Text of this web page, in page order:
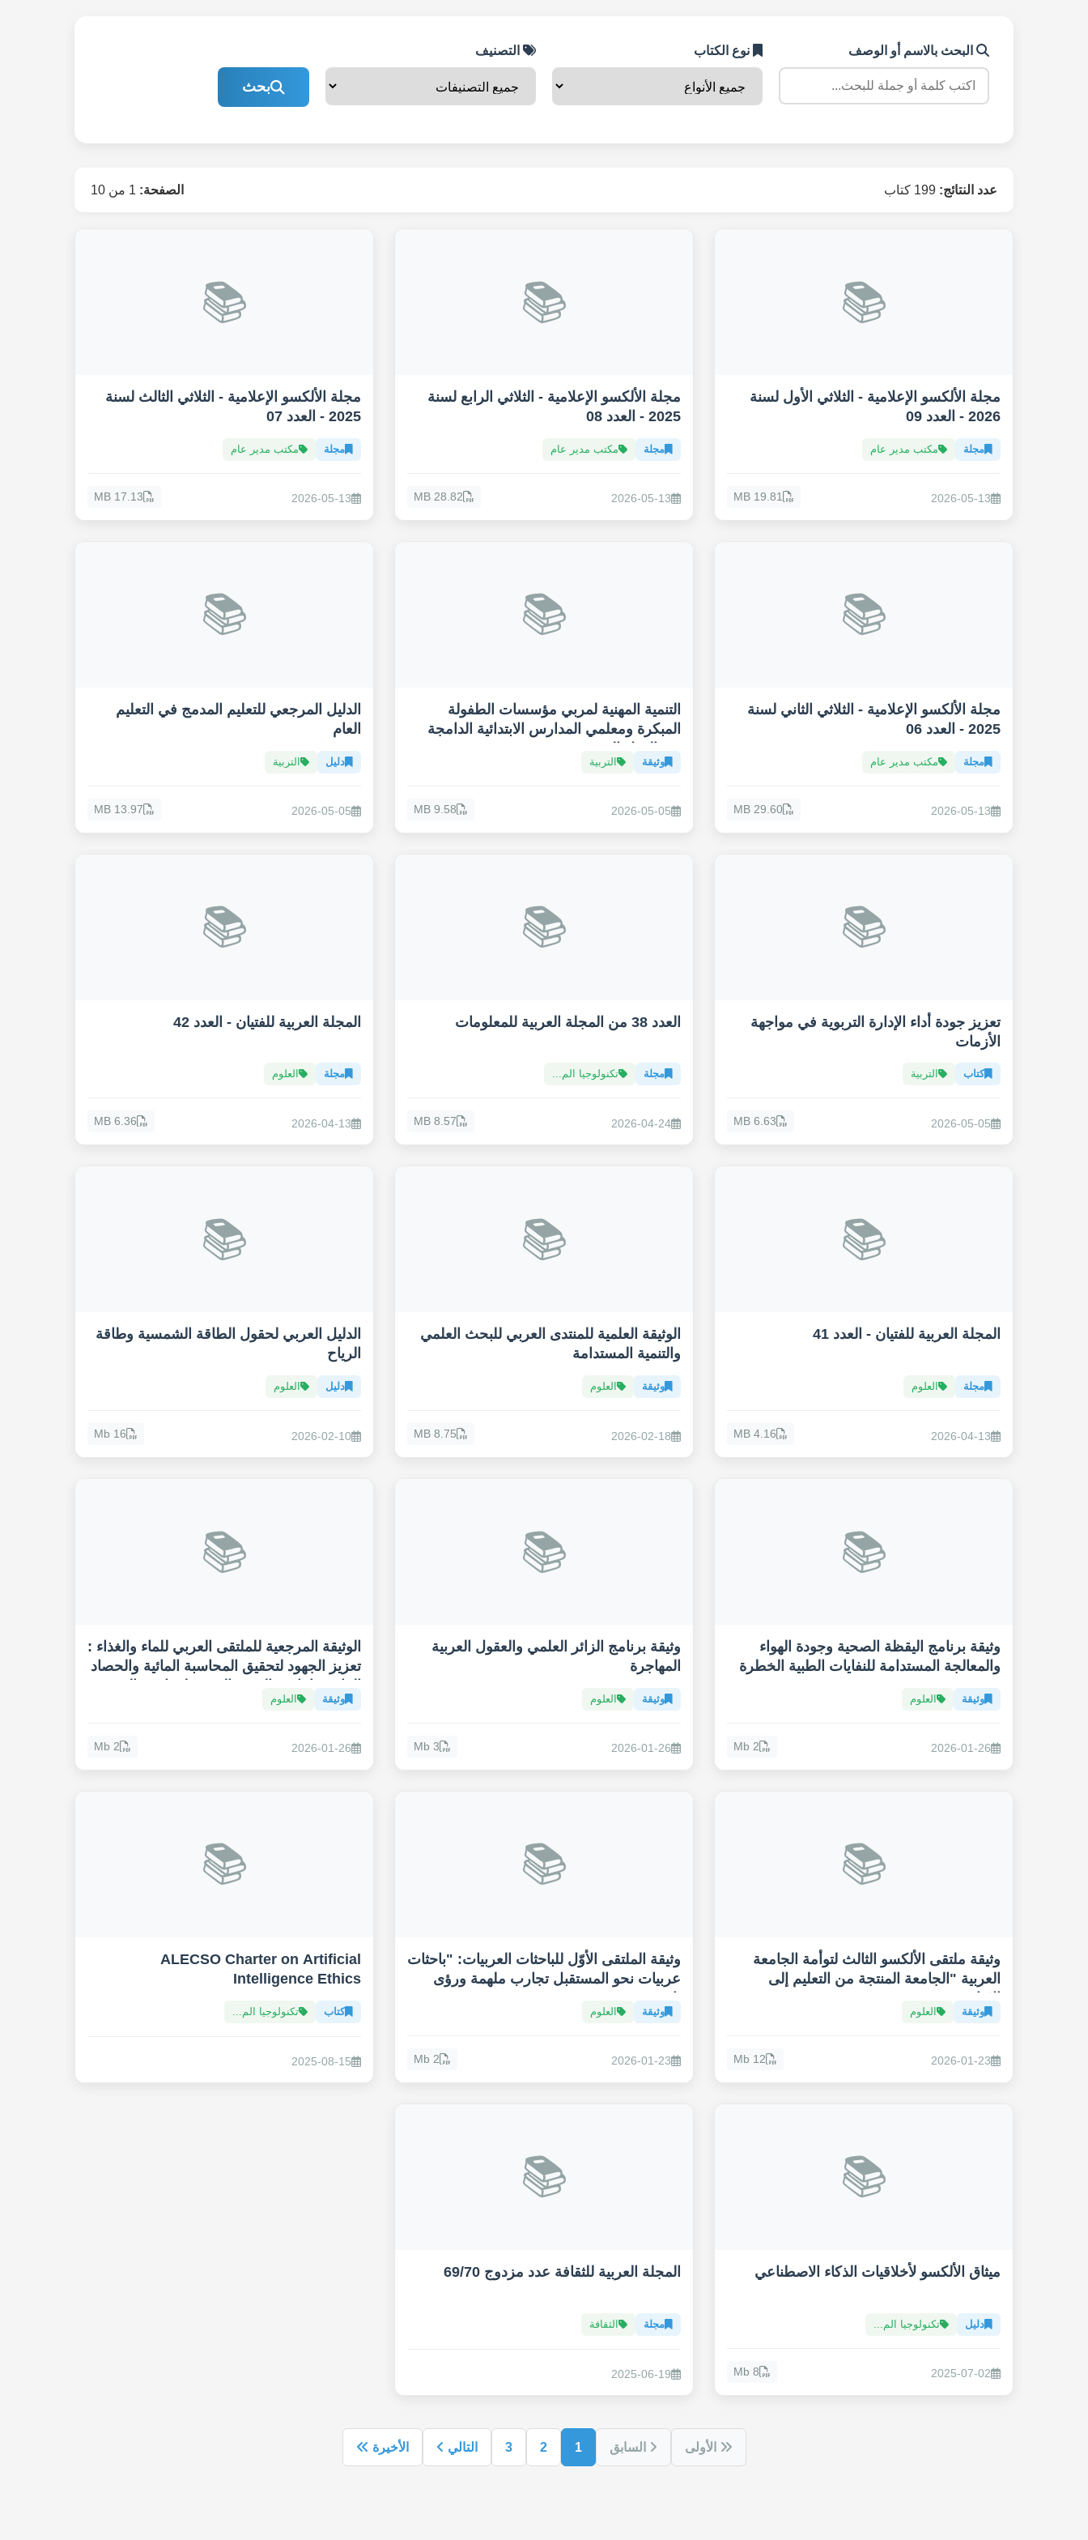
البحث بالاسم أو الوصف نوع الكتاب التصنيف
بحث
عدد النتائج: الصفحة:
📚
مجلة الألكسو الإعلامية - الثلاثي الأول لسنة
2026 - العدد 09
مجلة مكتب مدير عام
2026-05-13
19.81 MB
📚
مجلة الألكسو الإعلامية - الثلاثي الرابع لسنة
2025 - العدد 08
مجلة مكتب مدير عام
2026-05-13
28.82 MB
📚
مجلة الألكسو الإعلامية - الثلاثي الثالث لسنة
2025 - العدد 07
مجلة مكتب مدير عام
2026-05-13
17.13 MB
📚
مجلة الألكسو الإعلامية - الثلاثي الثاني لسنة
2025 - العدد 06
مجلة مكتب مدير عام
2026-05-13
29.60 MB
📚
التنمية المهنية لمربي مؤسسات الطفولة
المبكرة ومعلمي المدارس الابتدائية الدامجة
في الدول العربية
وثيقة التربية
2026-05-05
9.58 MB
📚
الدليل المرجعي للتعليم المدمج في التعليم
العام
دليل التربية
2026-05-05
13.97 MB
📚
تعزيز جودة أداء الإدارة التربوية في مواجهة
الأزمات
كتاب التربية
2026-05-05
6.63 MB
📚
العدد 38 من المجلة العربية للمعلومات
مجلة تكنولوجيا الم...
2026-04-24
8.57 MB
📚
المجلة العربية للفتيان - العدد 42
مجلة العلوم
2026-04-13
6.36 MB
📚
المجلة العربية للفتيان - العدد 41
مجلة العلوم
2026-04-13
4.16 MB
📚
الوثيقة العلمية للمنتدى العربي للبحث العلمي
والتنمية المستدامة
وثيقة العلوم
2026-02-18
8.75 MB
📚
الدليل العربي لحقول الطاقة الشمسية وطاقة
الرياح
دليل العلوم
2026-02-10
16 Mb
📚
وثيقة برنامج اليقظة الصحية وجودة الهواء
والمعالجة المستدامة للنفايات الطبية الخطرة
وثيقة العلوم
2026-01-26
2 Mb
📚
وثيقة برنامج الزائر العلمي والعقول العربية
المهاجرة
وثيقة العلوم
2026-01-26
3 Mb
📚
الوثيقة المرجعية للملتقى العربي للماء والغذاء :
تعزيز الجهود لتحقيق المحاسبة المائية والحصاد
المناخي
وثيقة العلوم
2026-01-26
2 Mb
📚
وثيقة ملتقى الألكسو الثالث لتوأمة الجامعة
العربية "الجامعة المنتجة من التعليم إلى
الانتاج"
وثيقة العلوم
2026-01-23
12 Mb
📚
وثيقة الملتقى الأوّل للباحثات العربيات: "باحثات
عربيات نحو المستقبل تجارب ملهمة ورؤى
ثاقبة"
وثيقة العلوم
2026-01-23
2 Mb
📚
ALECSO Charter on Artificial
Intelligence Ethics
كتاب تكنولوجيا الم...
2025-08-15
📚
ميثاق الألكسو لأخلاقيات الذكاء الاصطناعي
دليل تكنولوجيا الم...
2025-07-02
8 Mb
📚
المجلة العربية للثقافة عدد مزدوج 69/70
مجلة الثقافة
2025-06-19
الأولى السابق 1
2
3 التالي الأخيرة